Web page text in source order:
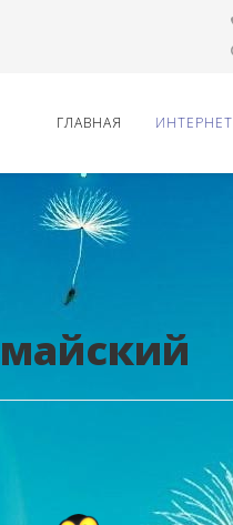
ГЛАВНАЯ ИНТЕРНЕТ